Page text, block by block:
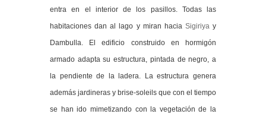
entra en el interior de los pasillos. Todas las
habitaciones dan al lago y miran hacia Sigiriyay
Dambulla. El edificio construido en hormigón
armado adapta su estructura, pintada de negro, a
la pendiente de la ladera. La estructura genera
además jardineras y brise-soleils que con el tiempo
se han ido mimetizando con la vegetación de la